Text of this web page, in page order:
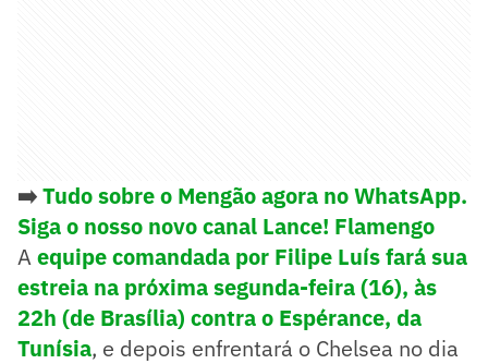
➡️Tudo sobre o Mengão agora no WhatsApp.
Siga o nosso novo canal Lance! Flamengo
Aequipe comandada por Filipe Luís fará sua
estreia na próxima segunda-feira (16), às
22h (de Brasília) contra o Espérance, da
Tunísia, e depois enfrentará o Chelsea no dia